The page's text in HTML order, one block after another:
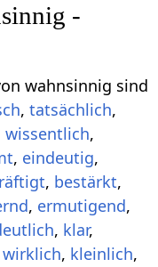
-
wahnsinnig sind
,tatsächlich,
wissentlich,
, eindeutig,
, bestärkt,
, ermutigend,
, klar,
wirklich, kleinlich,